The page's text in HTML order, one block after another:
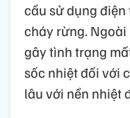
cầu sử dụng
cháy rừng.
gây tình trạng
sốc nhiệt đối với
lâu với nền nhiệt